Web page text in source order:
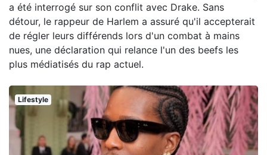
a été interrogé sur son conflit avec Drake. Sans
détour, le rappeur de Harlem a assuré qu'il accepterait
de régler leurs différends lors d'un combat à mains
nues, une déclaration qui relance l'un des beefs les
plus médiatisés du rap actuel.
Lifestyle